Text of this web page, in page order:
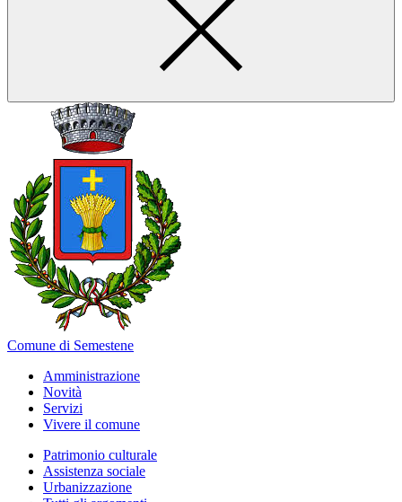
Comune di Semestene
Amministrazione
Novità
Servizi
Vivere il comune
Patrimonio culturale
Assistenza sociale
Urbanizzazione